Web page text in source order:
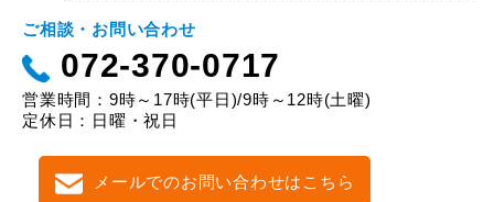
ご相談・お問い合わせ
072-370-0717
営業時間：9時～17時(平日)/9時～12時(土曜)
定休日：日曜・祝日
メールでのお問い合わせはこちら